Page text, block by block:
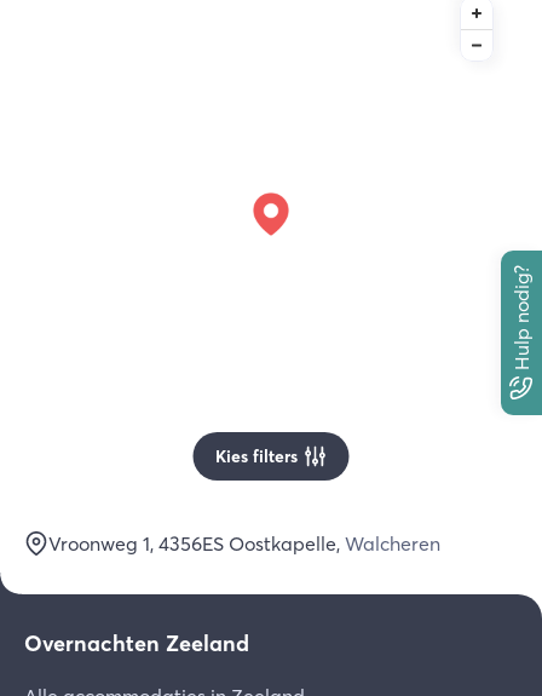
Hulp nodig?
Kies filters
Vroonweg 1, 4356ES Oostkapelle, Walcheren
Overnachten Zeeland